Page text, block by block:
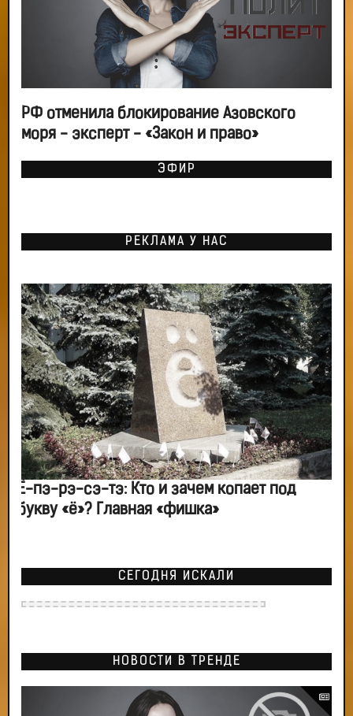
РФ отменила блокирование Азовского
моря - эксперт - «Закон и право»
ЭФИР
РЕКЛАМА У НАС
Ё-пэ-рэ-сэ-тэ: Кто и зачем копает под
букву «ё»? Главная «фишка»
СЕГОДНЯ ИСКАЛИ
НОВОСТИ В ТРЕНДЕ